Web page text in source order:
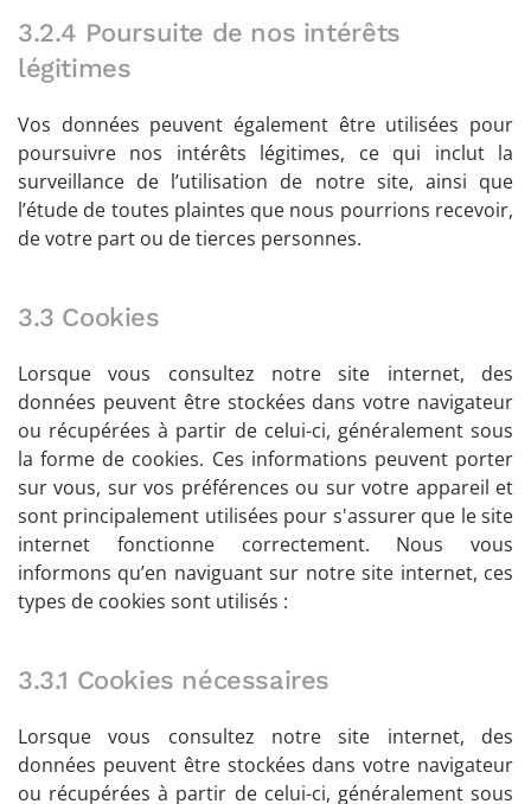
3.2.4 Poursuite de nos intérêts
légitimes
Vos données peuvent également être utilisées pour
poursuivre nos intérêts légitimes, ce qui inclut la
surveillance de l’utilisation de notre site, ainsi que
l’étude de toutes plaintes que nous pourrions recevoir,
de votre part ou de tierces personnes.
3.3 Cookies
Lorsque vous consultez notre site internet, des
données peuvent être stockées dans votre navigateur
ou récupérées à partir de celui-ci, généralement sous
la forme de cookies. Ces informations peuvent porter
sur vous, sur vos préférences ou sur votre appareil et
sont principalement utilisées pour s'assurer que le site
internet fonctionne correctement. Nous vous
informons qu’en naviguant sur notre site internet, ces
types de cookies sont utilisés :
3.3.1 Cookies nécessaires
Lorsque vous consultez notre site internet, des
données peuvent être stockées dans votre navigateur
ou récupérées à partir de celui-ci, généralement sous